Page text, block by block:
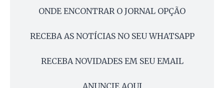
ONDE ENCONTRAR O JORNAL OPÇÃO
RECEBA AS NOTÍCIAS NO SEU WHATSAPP
RECEBA NOVIDADES EM SEU EMAIL
ANUNCIE AQUI